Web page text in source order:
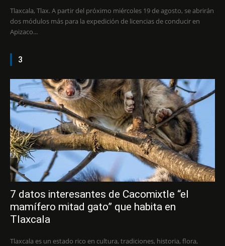
Tlaxcala, Tlax. A partir del próximo miércoles 19 de agosto, se abrirán
dos módulos más para la expedición de licencias de conducir en
Apizaco...
3
7 datos interesantes de Cacomixtle “el
mamífero mitad gato” que habita en
Tlaxcala
Tlaxcala es un estado rico en cultura, tradiciones, historia, flora,